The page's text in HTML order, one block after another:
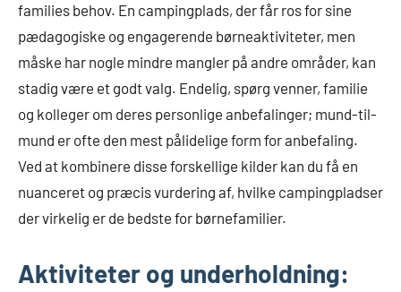
families behov. En campingplads, der får ros for sine
pædagogiske og engagerende børneaktiviteter, men
måske har nogle mindre mangler på andre områder, kan
stadig være et godt valg. Endelig, spørg venner, familie
og kolleger om deres personlige anbefalinger; mund-til-
mund er ofte den mest pålidelige form for anbefaling.
Ved at kombinere disse forskellige kilder kan du få en
nuanceret og præcis vurdering af, hvilke campingpladser
der virkelig er de bedste for børnefamilier.
Aktiviteter og underholdning: